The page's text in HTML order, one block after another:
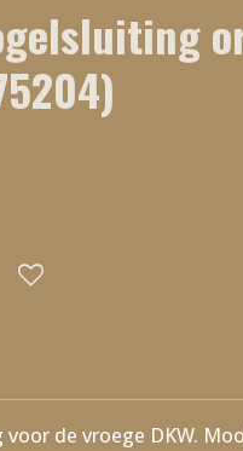
de vroege DKW.